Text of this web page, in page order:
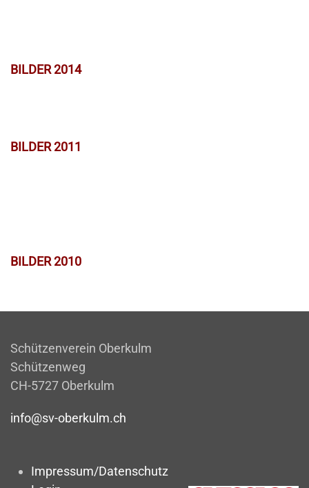
BILDER 2014
BILDER 2011
BILDER 2010
Schützenverein Oberkulm
Schützenweg
CH-5727 Oberkulm
info@sv-oberkulm.ch
Impressum/Datenschutz